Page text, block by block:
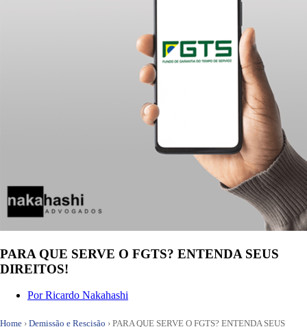
PARA QUE SERVE O FGTS? ENTENDA SEUS
DIREITOS!
PorRicardo Nakahashi
Home › Demissão e Rescisão › PARA QUE SERVE O FGTS? ENTENDA SEUS